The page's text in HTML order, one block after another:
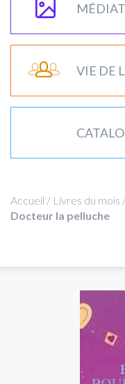
VIE DE
Accueil / Livres du mois
Docteur la pelluche